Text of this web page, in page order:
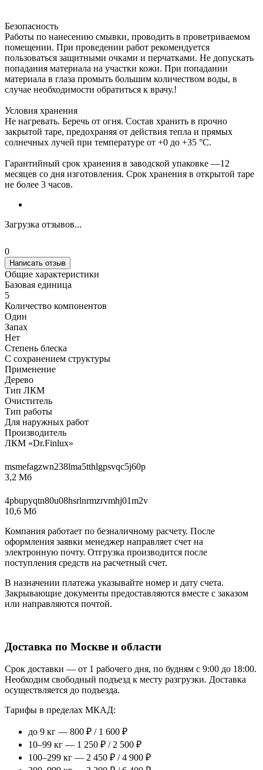
Безопасность
Работы по нанесению смывки, проводить в проветриваемом
помещении. При проведении работ рекомендуется
пользоваться защитными очками и перчатками. Не допускать
попадания материала на участки кожи. При попадании
материала в глаза промыть большим количеством воды, в
случае необходимости обратиться к врачу.!
Условия хранения
Не нагревать. Беречь от огня. Состав хранить в прочно
закрытой таре, предохраняя от действия тепла и прямых
солнечных лучей при температуре от +0 до +35 °С.
Гарантийный срок хранения в заводской упаковке —12
месяцев со дня изготовления. Срок хранения в открытой таре
не более 3 часов.
Загрузка отзывов...
0
Написать отзыв
Общие характеристики
Базовая единица
5
Количество компонентов
Один
Запах
Нет
Степень блеска
С сохранением структуры
Применение
Дерево
Тип ЛКМ
Очиститель
Тип работы
Для наружных работ
Производитель
ЛКМ «Dr.Finlux»
msmefagzwn238lma5tthlgpsvqc5j60p
3,2 Мб
4pbupyqtn80u08hsrlnrmzrvmhj01m2v
10,6 Мб
Компания работает по безналичному расчету. После
оформления заявки менеджер направляет счет на
электронную почту. Отгрузка производится после
поступления средств на расчетный счет.
В назначении платежа указывайте номер и дату счета.
Закрывающие документы предоставляются вместе с заказом
или направляются почтой.
Доставка по Москве и области
Срок доставки — от 1 рабочего дня, по будням с 9:00 до 18:00.
Необходим свободный подъезд к месту разгрузки. Доставка
осуществляется до подъезда.
Тарифы в пределах МКАД:
до 9 кг — 800 ₽ / 1 600 ₽
10–99 кг — 1 250 ₽ / 2 500 ₽
100–299 кг — 2 450 ₽ / 4 900 ₽